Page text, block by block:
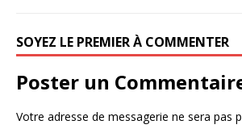
SOYEZ LE PREMIER À COMMENTER
Poster un
Votre adresse de messagerie ne sera pas